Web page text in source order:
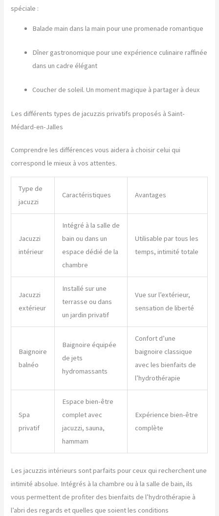
spéciale :
Balade main dans la main pour une promenade romantique
Dîner gastronomique pour une expérience culinaire raffinée
dans un cadre élégant
Coucher de soleil. Un moment magique à partager à deux
Les différents types de jacuzzis privatifs proposés à Saint-
Médard-en-Jalles
Comprendre les différences vous aidera à choisir celui qui
correspond le mieux à vos attentes.
Type de
jacuzzi
Caractéristiques Avantages
Jacuzzi
intérieur
Intégré à la salle de
bain ou dans un
espace dédié de la
chambre
Utilisable par tous les
temps, intimité totale
Jacuzzi
extérieur
Installé sur une
terrasse ou dans
un jardin privatif
Vue sur l’extérieur,
sensation de liberté
Baignoire
balnéo
Baignoire équipée
de jets
hydromassants
Confort d’une
baignoire classique
avec les bienfaits de
l’hydrothérapie
Spa
privatif
Espace bien-être
complet avec
jacuzzi, sauna,
hammam
Expérience bien-être
complète
Les jacuzzis intérieurs sont parfaits pour ceux qui recherchent une
intimité absolue. Intégrés à la chambre ou à la salle de bain, ils
vous permettent de profiter des bienfaits de l’hydrothérapie à
l’abri des regards et quelles que soient les conditions